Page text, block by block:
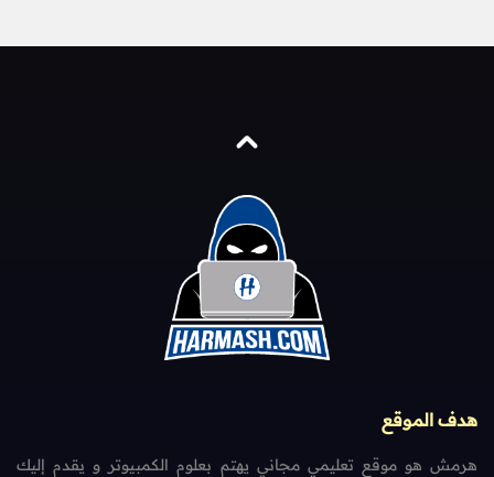
هدف الموقع
هرمش هو موقع تعليمي مجاني يهتم بعلوم الكمبيوتر و يقدم إليك